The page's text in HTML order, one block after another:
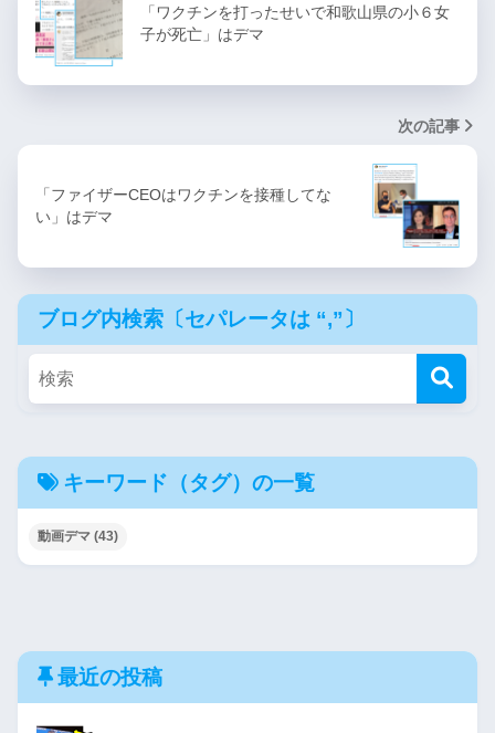
「ワクチンを打ったせいで和歌山県の小６女
子が死亡」はデマ
次の記事
「ファイザーCEOはワクチンを接種してな
い」はデマ
ブログ内検索〔セパレータは “,”〕
キーワード（タグ）の一覧
動画デマ (43)
最近の投稿